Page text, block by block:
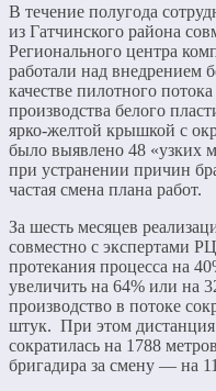
В течение полугода
из Гатчинского района
Регионального центра
работали над внедрением
качестве пилотного
производства белого
ярко-желтой крышкой с
было выявлено 48 «узких
при устранении причин
частая смена плана работ.
За шесть месяцев
совместно с экспертами
протекания процесса на
увеличить на 64% или на
производство в потоке
штук. При этом
сократилась на 1788
бригадира за смену ― на